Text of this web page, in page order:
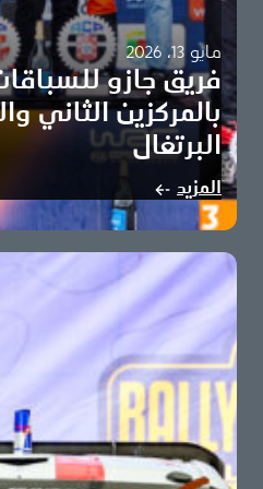
مايو 13، 2026
فريق جازو
بالمركزين الثاني
البرتغال
أوليفر سولبيرغ وإلفين إيفانز
لفريق جازو للسباقات تويوتا
المزيد